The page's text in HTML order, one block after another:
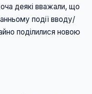
деякі вважали, що
події вводу/
поділилися новою